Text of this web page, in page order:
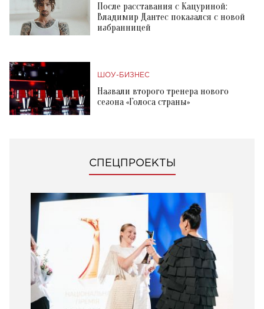
После расставания с Кацуриной:
Владимир Дантес показался с новой
избранницей
ШОУ-БИЗНЕС
Назвали второго тренера нового
сезона «Голоса страны»
СПЕЦПРОЕКТЫ